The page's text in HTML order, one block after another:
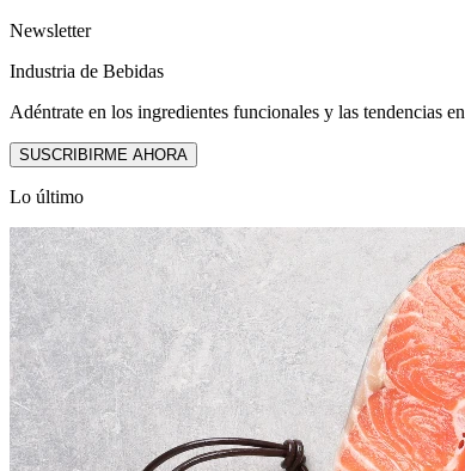
Newsletter
Industria de Bebidas
Adéntrate en los ingredientes funcionales y las tendencias
SUSCRIBIRME AHORA
Lo último